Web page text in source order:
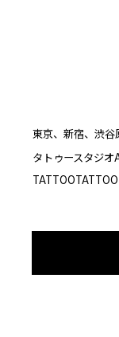
東京、新宿、渋谷
タトゥースタジ
TATTOOTATTOO